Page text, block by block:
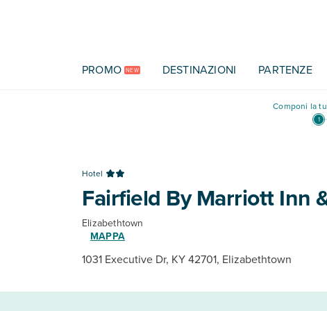
PROMO NEW DESTINAZIONI PARTENZE
Componi la
Hotel
Fairfield By Marriott Inn
Elizabethtown
MAPPA
1031 Executive Dr, KY 42701, Elizabethtown